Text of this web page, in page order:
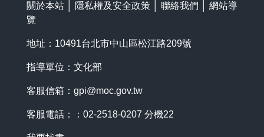
關於本站 隱私權及安全政策 聯絡我們
網站導
覽
地址：10491台北市中山區松江路209號
指導單位：文化部
客服信箱： gpi@moc.gov.tw
客服電話：：02-2518-0207 分機22